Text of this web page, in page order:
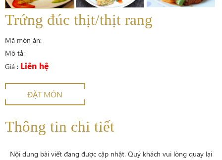
Trứng đúc thịt/thịt rang
Mã món ăn:
Mô tả:
Giá : Liên hệ
ĐẶT MÓN
Thông tin chi tiết
Nội dung bài viết đang được cập nhật. Quý khách vui lòng quay lại